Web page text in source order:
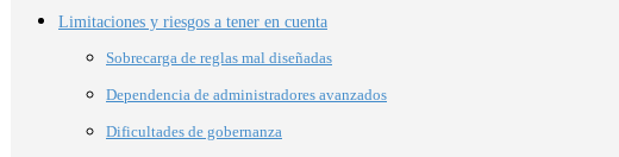
Limitaciones y riesgos a tener en cuenta
Sobrecarga de reglas mal diseñadas
Dependencia de administradores avanzados
Dificultades de gobernanza